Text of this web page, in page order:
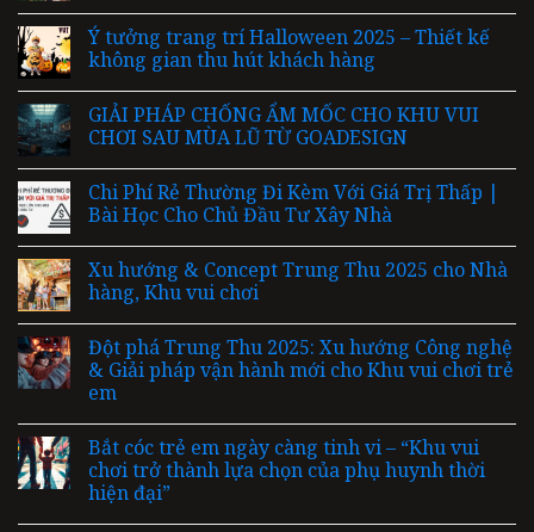
Ý tưởng trang trí Halloween 2025 – Thiết kế
không gian thu hút khách hàng
GIẢI PHÁP CHỐNG ẨM MỐC CHO KHU VUI
CHƠI SAU MÙA LŨ TỪ GOADESIGN
Chi Phí Rẻ Thường Đi Kèm Với Giá Trị Thấp |
Bài Học Cho Chủ Đầu Tư Xây Nhà
Xu hướng & Concept Trung Thu 2025 cho Nhà
hàng, Khu vui chơi
Đột phá Trung Thu 2025: Xu hướng Công nghệ
& Giải pháp vận hành mới cho Khu vui chơi trẻ
em
Bắt cóc trẻ em ngày càng tinh vi – “Khu vui
chơi trở thành lựa chọn của phụ huynh thời
hiện đại”